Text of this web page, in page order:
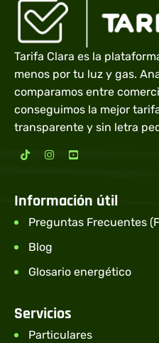
Tarifa Clara es la
menos por tu luz y gas.
comparamos entre
conseguimos la mejor
transparente y sin letra
Información útil
Preguntas Frecuentes
Blog
Glosario energético
Servicios
Particulares